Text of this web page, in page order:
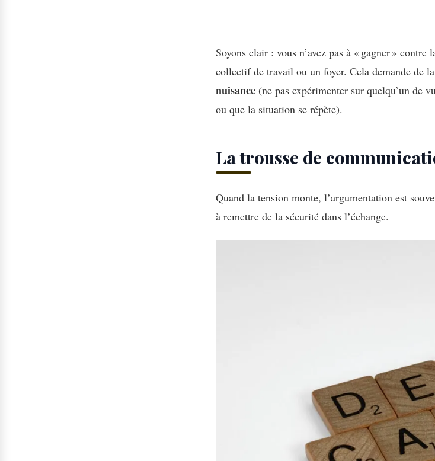
Soyons clair : vous n’avez pas à « gagner »
collectif de travail ou un foyer. Cela demande de la
nuisance (ne pas expérimenter sur quelqu’un de
ou que la situation se répète).
La trousse de
Quand la tension monte, l’argumentation est
à remettre de la sécurité dans l’échange.